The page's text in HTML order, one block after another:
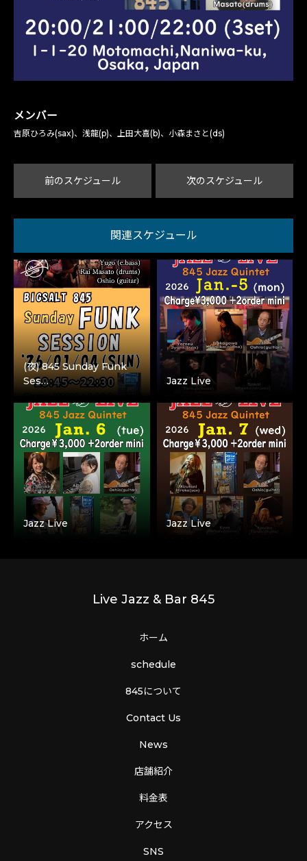
メンバー
吉原ひろみ(sax)、浅龍(p)、上田大喜(b)、小森まさと(ds)
前のスケジュール 次のスケジュール
関連スケジュール
(夜) 845 Sunday Funk
Ses…
Jazz Live
Jazz Live Jazz Live
Live Jazz & Bar 845
ホーム
schedule
845について
Contact Us
News
店舗紹介
料金表
アクセス
SNS